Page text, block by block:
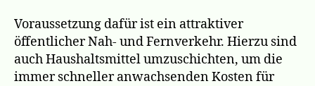
Voraussetzung dafür ist ein attraktiver
öffentlicher Nah- und Fernverkehr. Hierzu sind
auch Haushaltsmittel umzuschichten, um die
immer schneller anwachsenden Kosten für